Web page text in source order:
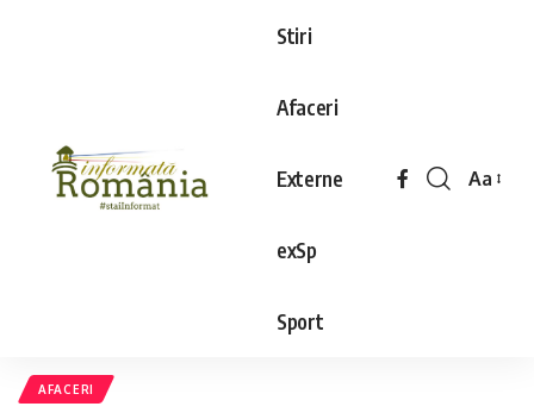
Stiri
Afaceri
Externe
exSp
Sport
Aa
AFACERI